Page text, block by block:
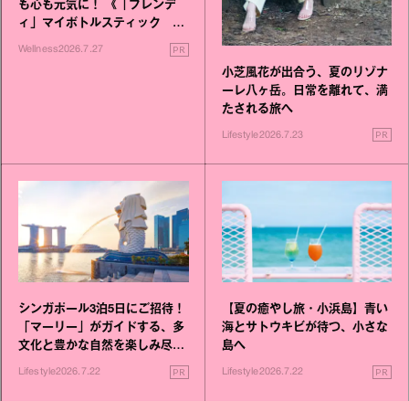
も心も元気に！ 《「ブレンデ
ィ」マイボトルスティック い
いこと毎日》シリーズが誕生
Wellness2026.7.27 PR
小芝風花が出合う、夏のリゾナ
ーレ八ヶ岳。日常を離れて、満
たされる旅へ
Lifestyle2026.7.23 PR
シンガポール3泊5日にご招待！
「マーリー」がガイドする、多
文化と豊かな自然を楽しみ尽く
Lifestyle2026.7.22 PR
【夏の癒やし旅・小浜島】青い
海とサトウキビが待つ、小さな
島へ
Lifestyle2026.7.22 PR